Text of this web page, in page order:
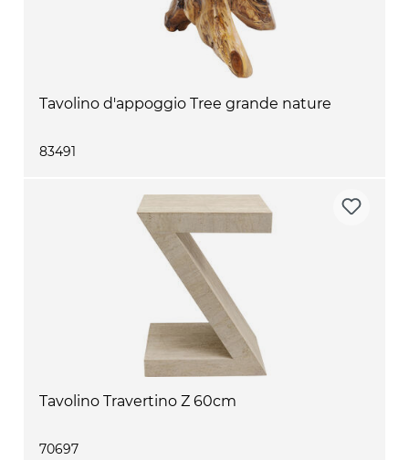
Tavolino d'appoggio Tree grande nature
83491
Tavolino Travertino Z 60cm
70697